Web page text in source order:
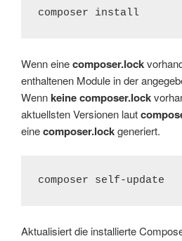
composer install
Wenn einecomposer.lock
enthaltenen Module in der
Wennkeine composer.lock
aktuellsten Versionen laut
einecomposer.lockgeneriert.
composer self-update
Aktualisiert die installierte